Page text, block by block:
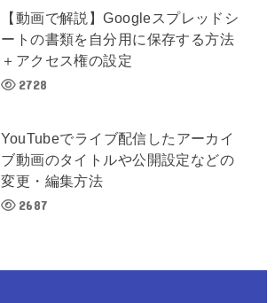
【動画で解説】Googleスプレッドシ
ートの書類を自分用に保存する方法
＋アクセス権の設定
2728
YouTubeでライブ配信したアーカイ
ブ動画のタイトルや公開設定などの
変更・編集方法
2687